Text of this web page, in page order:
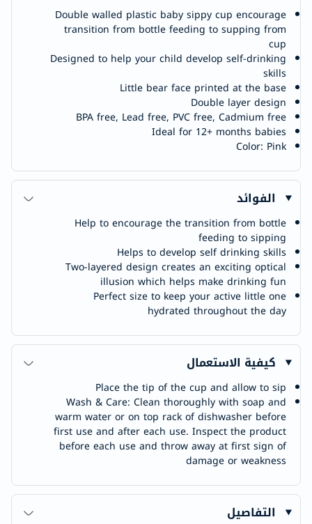
Double walled plastic baby sippy cup encourage
transition from bottle feeding to supping from
cup
Designed to help your child develop self-drinking
skills
Little bear face printed at the base
Double layer design
BPA free, Lead free, PVC free, Cadmium free
Ideal for 12+ months babies
Color: Pink
الفوائد
Help to encourage the transition from bottle
feeding to sipping
Helps to develop self drinking skills
Two-layered design creates an exciting optical
illusion which helps make drinking fun
Perfect size to keep your active little one
hydrated throughout the day
كيفية الاستعمال
Place the tip of the cup and allow to sip
Wash & Care: Clean thoroughly with soap and
warm water or on top rack of dishwasher before
first use and after each use. Inspect the product
before each use and throw away at first sign of
damage or weakness
التفاصيل